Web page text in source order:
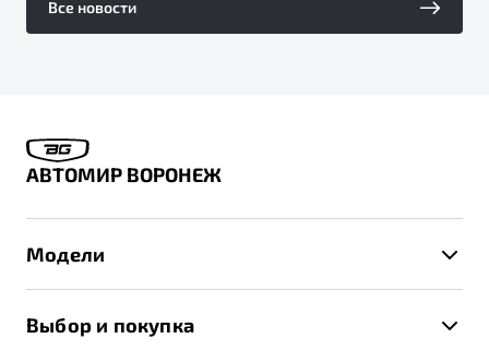
Все новости
АВТОМИР ВОРОНЕЖ
Модели
Выбор и покупка